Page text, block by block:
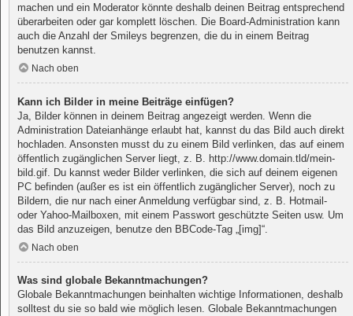
machen und ein Moderator könnte deshalb deinen Beitrag entsprechend
überarbeiten oder gar komplett löschen. Die Board-Administration kann
auch die Anzahl der Smileys begrenzen, die du in einem Beitrag
benutzen kannst.
Nach oben
Kann ich Bilder in meine Beiträge einfügen?
Ja, Bilder können in deinem Beitrag angezeigt werden. Wenn die
Administration Dateianhänge erlaubt hat, kannst du das Bild auch direkt
hochladen. Ansonsten musst du zu einem Bild verlinken, das auf einem
öffentlich zugänglichen Server liegt, z. B. http://www.domain.tld/mein-
bild.gif. Du kannst weder Bilder verlinken, die sich auf deinem eigenen
PC befinden (außer es ist ein öffentlich zugänglicher Server), noch zu
Bildern, die nur nach einer Anmeldung verfügbar sind, z. B. Hotmail-
oder Yahoo-Mailboxen, mit einem Passwort geschützte Seiten usw. Um
das Bild anzuzeigen, benutze den BBCode-Tag „[img]“.
Nach oben
Was sind globale Bekanntmachungen?
Globale Bekanntmachungen beinhalten wichtige Informationen, deshalb
solltest du sie so bald wie möglich lesen. Globale Bekanntmachungen